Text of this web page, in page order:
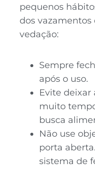
pequenos
dos
vedação:
Sempre
após o uso.
Evite deixar
muito
busca
Não use
porta
sistema de